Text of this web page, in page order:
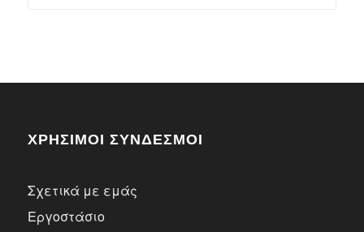
ΧΡΗΣΙΜΟΙ ΣΥΝΔΕΣΜΟΙ
Σχετικά με εμάς
Εργοστάσιο